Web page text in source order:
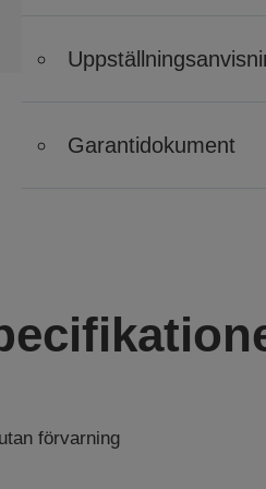
Garantidokument
förvarning